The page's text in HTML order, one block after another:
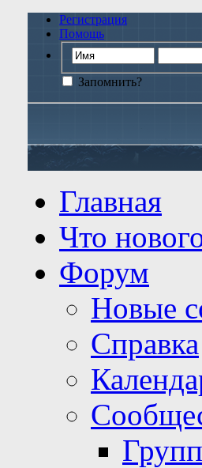
Регистрация
Помощь
Запомнить?
Главная
Что
Форум
Новые
Справка